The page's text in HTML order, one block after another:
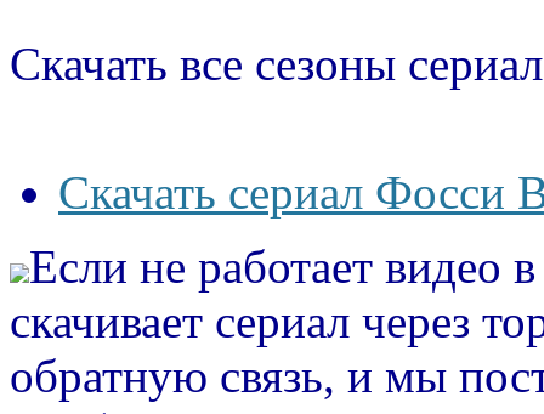
Скачать все сезоны
Скачать сериал Фосси
Если не работает видео
скачивает сериал через
обратную связь, и мы